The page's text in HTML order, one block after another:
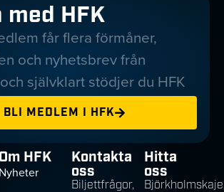
med HFK
får flera förmåner,
och nyhetsbrev från
självklart stödjer du HFK
BLI MEDLEM I HFK
Om HFK
Nyheter
Kontakta
oss
Biljettfrågor,
Hitta
oss